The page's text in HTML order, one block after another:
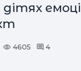
дітях
4605 4